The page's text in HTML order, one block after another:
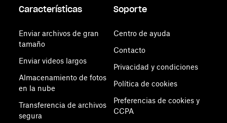
Características
Enviar archivos de gran
tamaño
Enviar videos largos
Almacenamiento de fotos
en la nube
Transferencia de archivos
segura
Soporte
Centro de ayuda
Contacto
Privacidad y condiciones
Política de cookies
Preferencias de cookies y
CCPA